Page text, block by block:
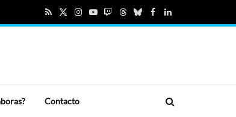
RSSX
Instagram
YouTube
TwitchThreadsBlueskyFacebook
LinkedIn
Contacto